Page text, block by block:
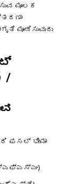
ಮೂಲಕ
ಮೂಡಿಸುವುದು
/
ಫಸಲ್ ಭೀಮಾ